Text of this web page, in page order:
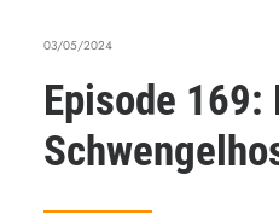
03/05/2024
Episode 169: